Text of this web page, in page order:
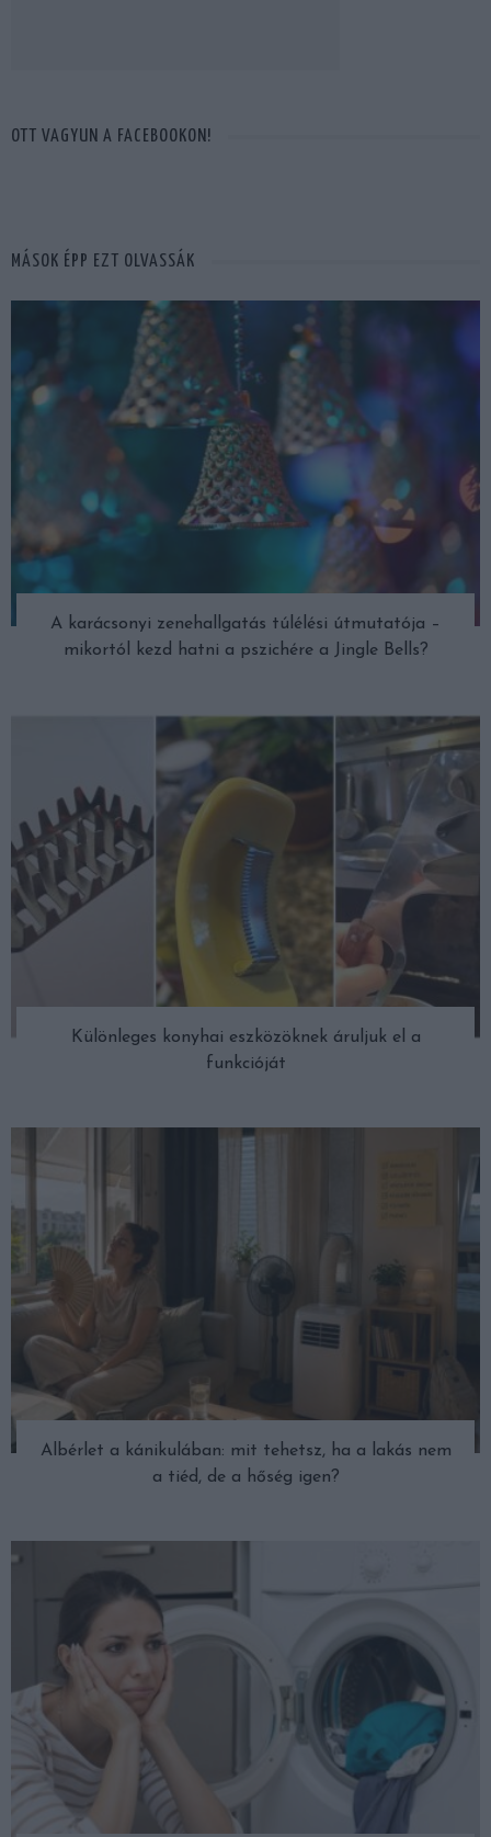
OTT VAGYUN A FACEBOOKON!
MÁSOK ÉPP EZT OLVASSÁK
A karácsonyi zenehallgatás túlélési útmutatója –
mikortól kezd hatni a pszichére a Jingle Bells?
Különleges konyhai eszközöknek áruljuk el a
funkcióját
Albérlet a kánikulában: mit tehetsz, ha a lakás nem
a tiéd, de a hőség igen?